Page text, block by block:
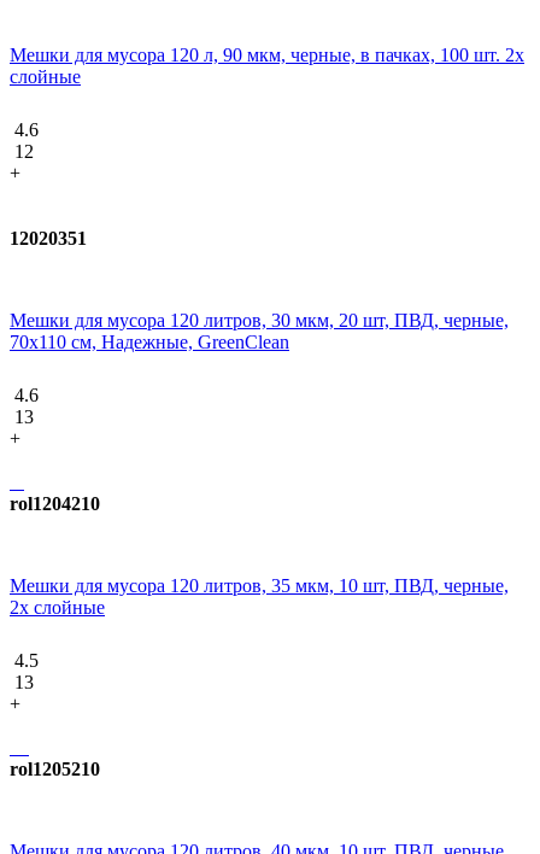
Мешки для мусора 120 л, 90 мкм, черные, в пачках, 100 шт. 2х
слойные
4.6
12
+
12020351
Мешки для мусора 120 литров, 30 мкм, 20 шт, ПВД, черные,
70x110 см, Надежные, GreenClean
4.6
13
+
rol1204210
Мешки для мусора 120 литров, 35 мкм, 10 шт, ПВД, черные,
2х слойные
4.5
13
+
rol1205210